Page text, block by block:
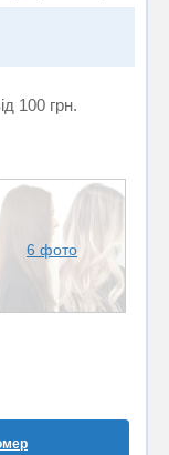
100 грн.
6 фото